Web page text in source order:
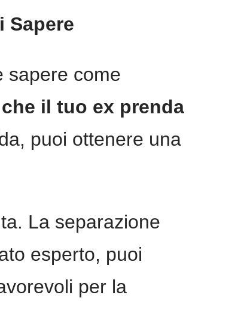
Sapere
sapere come
il tuo ex prenda
puoi ottenere una
La separazione
esperto, puoi
per la